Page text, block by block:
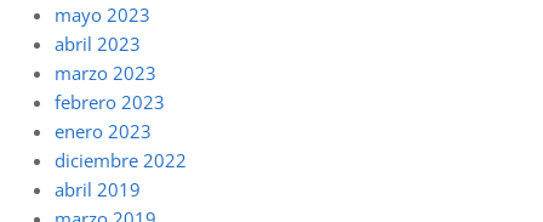
mayo 2023
abril 2023
marzo 2023
febrero 2023
enero 2023
diciembre 2022
abril 2019